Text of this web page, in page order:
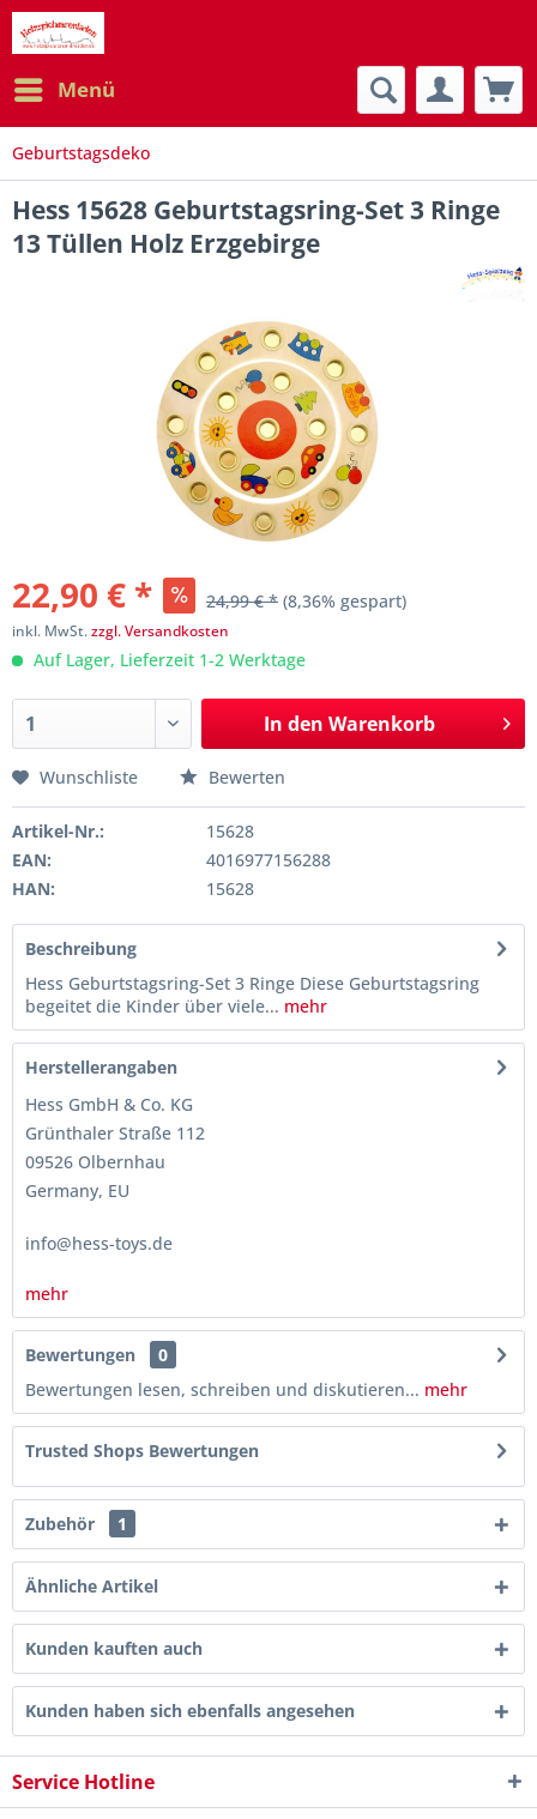
Menü
Geburtstagsdeko
Hess 15628 Geburtstagsring-Set 3 Ringe
13 Tüllen Holz Erzgebirge
22,90 € * 24,99 € * (8,36% gespart)
inkl. MwSt.zzgl. Versandkosten
Auf Lager, Lieferzeit 1-2 Werktage
In den Warenkorb
Wunschliste Bewerten
Artikel-Nr.:
15628
EAN:
4016977156288
HAN:
15628
Beschreibung
Hess Geburtstagsring-Set 3 Ringe Diese Geburtstagsring
begeitet die Kinder über viele... mehr
Herstellerangaben
Hess GmbH & Co. KG
Grünthaler Straße 112
09526 Olbernhau
Germany, EU
info@hess-toys.de
mehr
Bewertungen
0
Bewertungen lesen, schreiben und diskutieren... mehr
Trusted Shops Bewertungen
Zubehör 1
Ähnliche Artikel
Kunden kauften auch
Kunden haben sich ebenfalls angesehen
Service Hotline